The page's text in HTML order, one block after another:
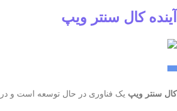
آینده کال سنتر ویپ
کال سنتر ویپ یک فناوری در حال توسعه است و در